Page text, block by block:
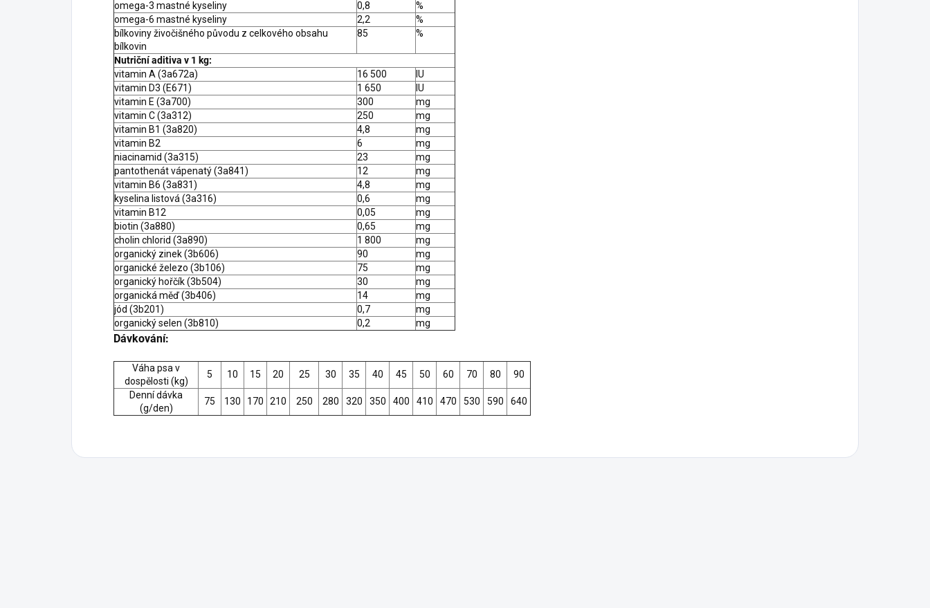
omega-3 mastné kyseliny
0,8
%
omega-6 mastné kyseliny
2,2
%
bílkoviny živočišného původu z celkového obsahu
bílkovin
85 %
Nutriční aditiva v 1 kg:
vitamin A (3a672a)
16 500
IU
vitamin D3 (E671)
1 650
IU
vitamin E (3a700)
300
mg
vitamin C (3a312)
250
mg
vitamin B1 (3a820)
4,8
mg
vitamin B2
6
mg
niacinamid (3a315)
23
mg
pantothenát vápenatý (3a841)
12
mg
vitamin B6 (3a831)
4,8
mg
kyselina listová (3a316)
0,6
mg
vitamin B12
0,05
mg
biotin (3a880)
0,65
mg
cholin chlorid (3a890)
1 800
mg
organický zinek (3b606)
90
mg
organické železo (3b106)
75
mg
organický hořčík (3b504)
30
mg
organická měď (3b406)
14
mg
jód (3b201)
0,7
mg
organický selen (3b810)
0,2 mg
Dávkování:
Váha psa v
dospělosti (kg)
5 10 15 20 25 30 35 40 45 50 60 70 80
90
Denní dávka
(g/den)
75 130 170 210 250 280 320 350 400 410 470 530 590 640